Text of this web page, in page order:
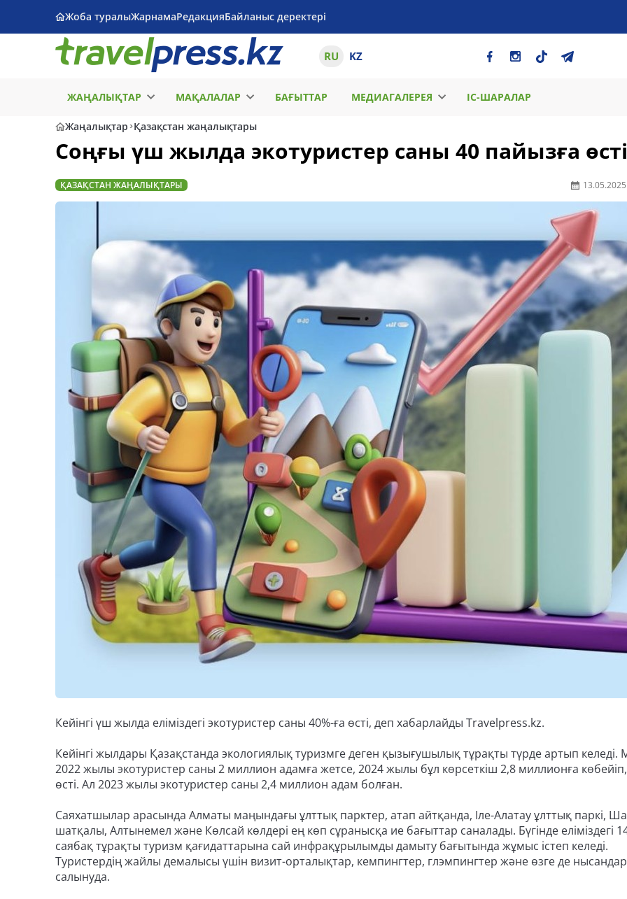
Жоба туралыЖарнамаРедакцияБайланыс деректері
RU KZ
ЖАҢАЛЫҚТАР МАҚАЛАЛАР БАҒЫТТАР МЕДИАГАЛЕРЕЯ ІС-ШАРАЛАР
Жаңалықтар Қазақстан жаңалықтары
Соңғы үш жылда экотуристер саны 40 пайызға өсті
ҚАЗАҚСТАН ЖАҢАЛЫҚТАРЫ 13.05.2025
Кейінгі үш жылда еліміздегі экотуристер саны 40%-ға өсті, деп хабарлайды Travelpress.kz.
Кейінгі жылдары Қазақстанда экологиялық туризмге деген қызығушылық тұрақты түрде артып келеді.
2022 жылы экотуристер саны 2 миллион адамға жетсе, 2024 жылы бұл көрсеткіш 2,8 миллионға көбейіп,
өсті. Ал 2023 жылы экотуристер саны 2,4 миллион адам болған.
Саяхатшылар арасында Алматы маңындағы ұлттық парктер, атап айтқанда, Іле-Алатау ұлттық паркі,
шатқалы, Алтынемел және Көлсай көлдері ең көп сұранысқа ие бағыттар саналады. Бүгінде еліміздегі
саябақ тұрақты туризм қағидаттарына сай инфрақұрылымды дамыту бағытында жұмыс істеп келеді.
Туристердің жайлы демалысы үшін визит-орталықтар, кемпингтер, глэмпингтер және өзге де нысандар
салынуда.